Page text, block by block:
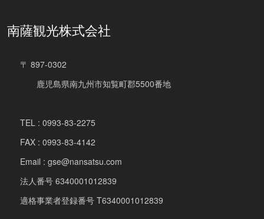
南薩観光株式会社
〒 897-0302
鹿児島県南九州市知覧町郡5500番地
TEL : 0993-83-2275
FAX : 0993-83-4142
Email : gse@nansatsu.com
法人番号 6340001012839
適格事業者登録番号 T6340001012839